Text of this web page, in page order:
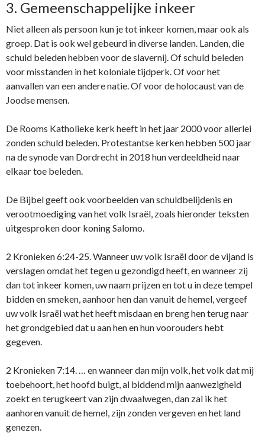
3. Gemeenschappelijke inkeer
Niet alleen als persoon kun je tot inkeer komen, maar ook als
groep. Dat is ook wel gebeurd in diverse landen. Landen, die
schuld beleden hebben voor de slavernij. Of schuld beleden
voor misstanden in het koloniale tijdperk. Of voor het
aanvallen van een andere natie. Of voor de holocaust van de
Joodse mensen.
De Rooms Katholieke kerk heeft in het jaar 2000 voor allerlei
zonden schuld beleden. Protestantse kerken hebben 500 jaar
na de synode van Dordrecht in 2018 hun verdeeldheid naar
elkaar toe beleden.
De Bijbel geeft ook voorbeelden van schuldbelijdenis en
verootmoediging van het volk Israël, zoals hieronder teksten
uitgesproken door koning Salomo.
2 Kronieken 6:24-25. Wanneer uw volk Israël door de vijand is
verslagen omdat het tegen u gezondigd heeft, en wanneer zij
dan tot ​inkeer​ komen, uw naam prijzen en tot u in deze tempel ​
bidden​ en smeken, aanhoor hen dan vanuit de hemel, ​vergeef​
uw volk Israël wat het heeft misdaan en breng hen terug naar
het grondgebied dat u aan hen en hun voorouders hebt
gegeven.
2 Kronieken 7:14. … en wanneer dan mijn volk, het volk dat mij
toebehoort, het hoofd buigt, al biddend mijn aanwezigheid
zoekt en terugkeert van zijn dwaalwegen, dan zal ik het
aanhoren vanuit de hemel, zijn ​zonden​ ​vergeven​ en het land
genezen.